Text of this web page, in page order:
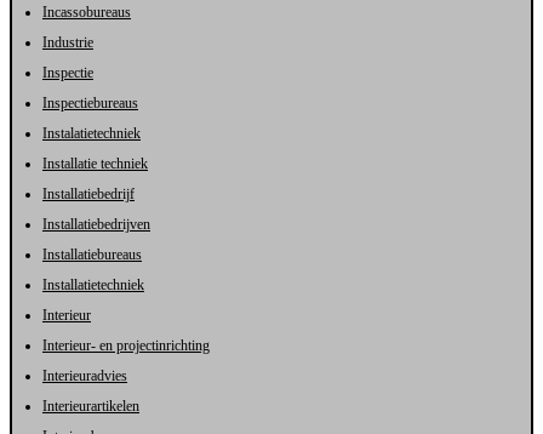
Incassobureaus
Industrie
Inspectie
Inspectiebureaus
Instalatietechniek
Installatie techniek
Installatiebedrijf
Installatiebedrijven
Installatiebureaus
Installatietechniek
Interieur
Interieur- en projectinrichting
Interieuradvies
Interieurartikelen